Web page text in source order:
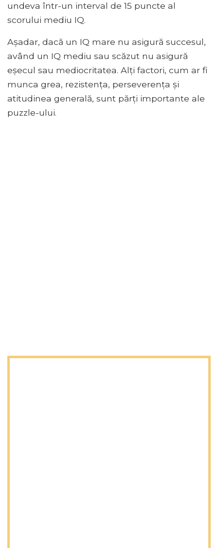
undeva într-un interval de 15 puncte al
scorului mediu IQ.
Așadar, dacă un IQ mare nu asigură succesul,
având un IQ mediu sau scăzut nu asigură
eșecul sau mediocritatea. Alți factori, cum ar fi
munca grea, rezistența, perseverența și
atitudinea generală, sunt părți importante ale
puzzle-ului.